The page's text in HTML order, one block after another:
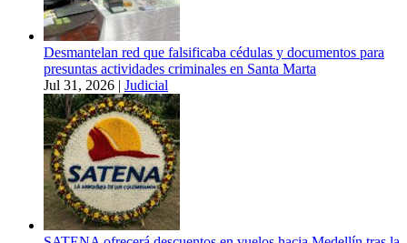
Desmantelan red que falsificaba cédulas y documentos para
presuntas actividades criminales en Santa Marta
Jul 31, 2026 | Judicial